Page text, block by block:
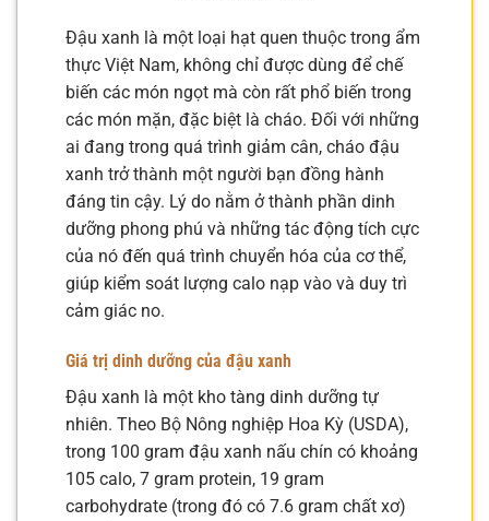
Đậu xanh là một loại hạt quen thuộc trong ẩm
thực Việt Nam, không chỉ được dùng để chế
biến các món ngọt mà còn rất phổ biến trong
các món mặn, đặc biệt là cháo. Đối với những
ai đang trong quá trình giảm cân, cháo đậu
xanh trở thành một người bạn đồng hành
đáng tin cậy. Lý do nằm ở thành phần dinh
dưỡng phong phú và những tác động tích cực
của nó đến quá trình chuyển hóa của cơ thể,
giúp kiểm soát lượng calo nạp vào và duy trì
cảm giác no.
Giá trị dinh dưỡng của đậu xanh
Đậu xanh là một kho tàng dinh dưỡng tự
nhiên. Theo Bộ Nông nghiệp Hoa Kỳ (USDA),
trong 100 gram đậu xanh nấu chín có khoảng
105 calo, 7 gram protein, 19 gram
carbohydrate (trong đó có 7.6 gram chất xơ)